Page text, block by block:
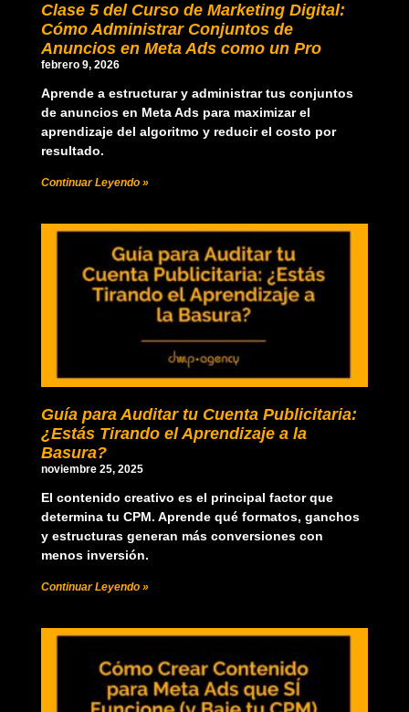
Clase 5 del Curso de Marketing Digital:
Cómo Administrar Conjuntos de
Anuncios en Meta Ads como un Pro
febrero 9, 2026
Aprende a estructurar y administrar tus conjuntos
de anuncios en Meta Ads para maximizar el
aprendizaje del algoritmo y reducir el costo por
resultado.
Continuar Leyendo »
Guía para Auditar tu Cuenta Publicitaria:
¿Estás Tirando el Aprendizaje a la
Basura?
noviembre 25, 2025
El contenido creativo es el principal factor que
determina tu CPM. Aprende qué formatos, ganchos
y estructuras generan más conversiones con
menos inversión.
Continuar Leyendo »